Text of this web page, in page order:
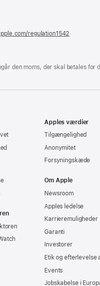
regulation1542
vindue)
den moms, der skal betales for
Apples værdier
Tilgængelighed
Anonymitet
Forsyningskæde
Om Apple
Newsroom
Apples ledelse
Karrieremuligheder
Garanti
Investorer
Etik og efterlevelse
Events
Jobskabelse i